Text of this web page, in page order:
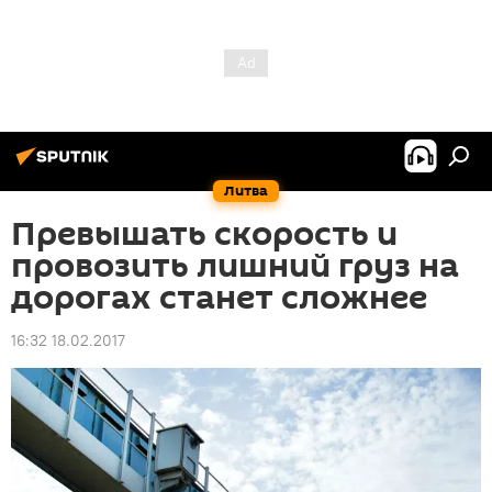
Литва
Превышать скорость и
провозить лишний груз на
дорогах станет сложнее
16:32 18.02.2017